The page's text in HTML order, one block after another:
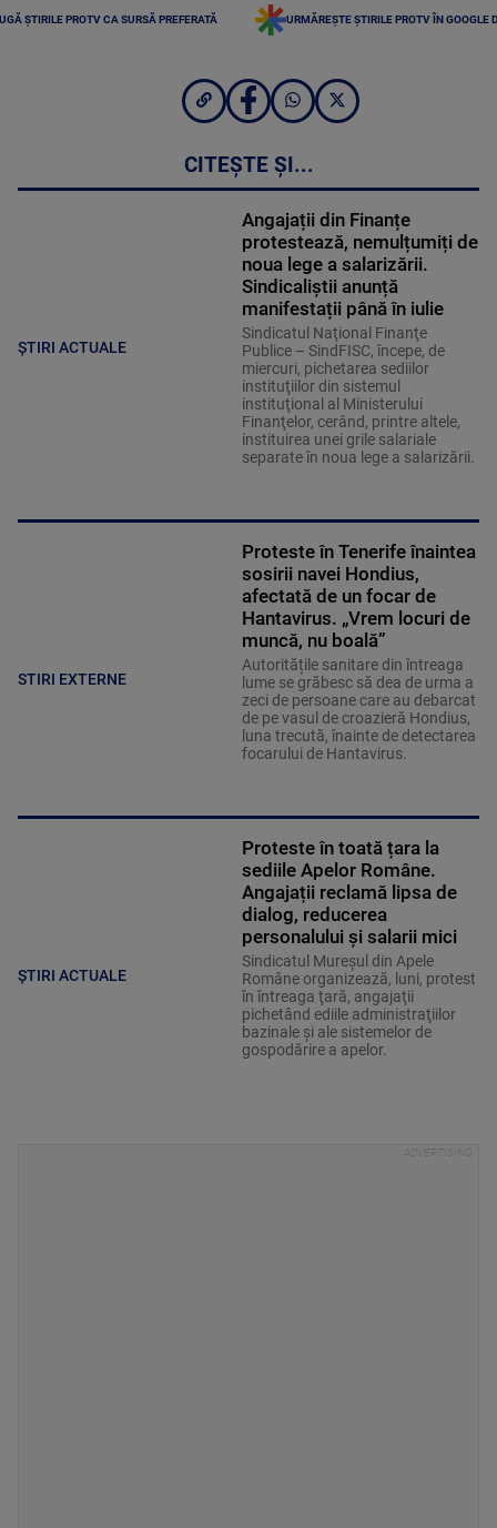
ȘTIRILE PROTV CA SURSĂ PREFERATĂ URMĂREȘTE ȘTIRILE PROTV ÎN GOOGLE
CITEȘTE ȘI...
ȘTIRI ACTUALE
Angajații din Finanțe
protestează, nemulțumiți de
noua lege a salarizării.
Sindicaliștii anunță
manifestații până în iulie
Sindicatul Naţional Finanţe
Publice – SindFISC, începe, de
miercuri, pichetarea sediilor
instituţiilor din sistemul
instituţional al Ministerului
Finanţelor, cerând, printre altele,
instituirea unei grile salariale
separate în noua lege a salarizării.
STIRI EXTERNE
Proteste în Tenerife înaintea
sosirii navei Hondius,
afectată de un focar de
Hantavirus. „Vrem locuri de
muncă, nu boală”
Autoritățile sanitare din întreaga
lume se grăbesc să dea de urma a
zeci de persoane care au debarcat
de pe vasul de croazieră Hondius,
luna trecută, înainte de detectarea
focarului de Hantavirus.
ȘTIRI ACTUALE
Proteste în toată țara la
sediile Apelor Române.
Angajații reclamă lipsa de
dialog, reducerea
personalului și salarii mici
Sindicatul Mureşul din Apele
Române organizează, luni, protest
în întreaga ţară, angajaţii
pichetând ediile administraţiilor
bazinale şi ale sistemelor de
gospodărire a apelor.